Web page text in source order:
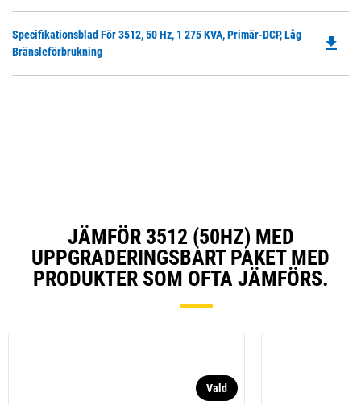
Specifikationsblad För 3512, 50 Hz, 1 275 KVA, Primär-DCP, Låg
Bränsleförbrukning
file_download
JÄMFÖR 3512 (50HZ) MED
UPPGRADERINGSBART PAKET MED
PRODUKTER SOM OFTA JÄMFÖRS.
Vald